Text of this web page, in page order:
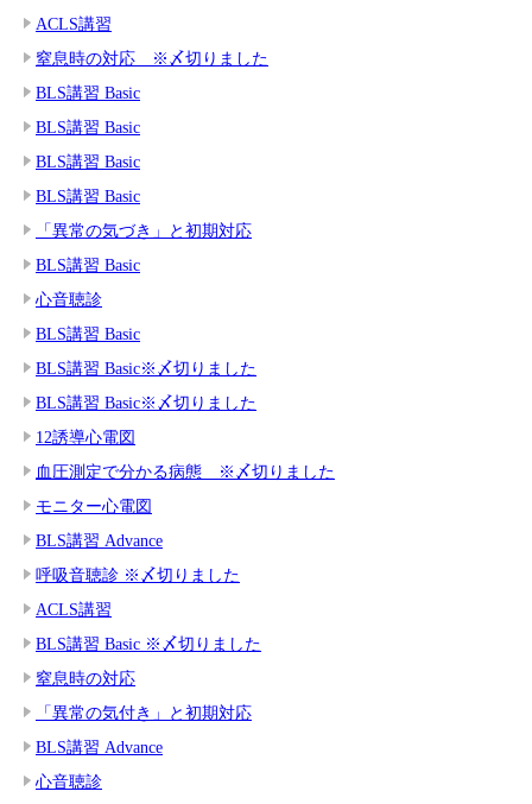
ACLS講習
窒息時の対応 ※〆切りました
BLS講習 Basic
BLS講習 Basic
BLS講習 Basic
BLS講習 Basic
「異常の気づき」と初期対応
BLS講習 Basic
心音聴診
BLS講習 Basic
BLS講習 Basic※〆切りました
BLS講習 Basic※〆切りました
12誘導心電図
血圧測定で分かる病態 ※〆切りました
モニター心電図
BLS講習 Advance
呼吸音聴診 ※〆切りました
ACLS講習
BLS講習 Basic ※〆切りました
窒息時の対応
「異常の気付き」と初期対応
BLS講習 Advance
心音聴診